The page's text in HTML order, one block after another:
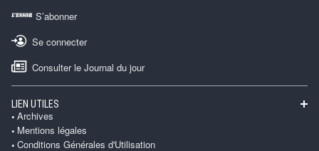
S’abonner
Se connecter
Consulter le Journal du jour
LIEN UTILES
Archives
Mentions légales
Conditions Générales d'Utilisation